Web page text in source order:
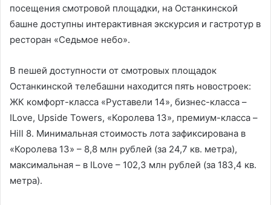
посещения смотровой площадки, на Останкинской
башне доступны интерактивная экскурсия и гастротур в
ресторан «Седьмое небо».
В пешей доступности от смотровых площадок
Останкинской телебашни находится пять новостроек:
ЖК комфорт-класса «Руставели 14», бизнес-класса –
ILove, Upside Towers, «Королева 13», премиум-класса –
Hill 8. Минимальная стоимость лота зафиксирована в
«Королева 13» – 8,8 млн рублей (за 24,7 кв. метра),
максимальная – в ILove – 102,3 млн рублей (за 183,4 кв.
метра).